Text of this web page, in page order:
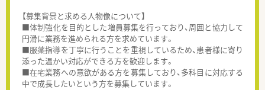
【募集背景と求める人物像について】
■体制強化を目的とした増員募集を行っており、周囲と協力して
円滑に業務を進められる方を求めています。
■服薬指導を丁寧に行うことを重視しているため、患者様に寄り
添った温かい対応ができる方を歓迎します。
■在宅業務への意欲がある方を募集しており、多科目に対応する
中で成長したいという方を募集しています。